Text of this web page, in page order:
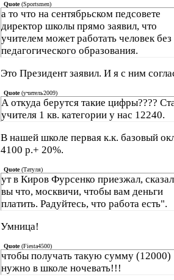
Quote(Sportsmen)
а то что на сентябрьском педсовете
директор школы прямо заявил, что
учителем может работать человек без
педагогического образования.
Это Президент заявил. И я с ним
Quote(учитель2009)
А откуда берутся такие цифры????
учителя 1 кв. категории у нас 12240.
В нашей школе первая к.к. базовый
4100 р.+ 20%.
Quote(Татуля)
ут в Киров Фурсенко приезжал,
вы что, москвичи, чтобы вам деньги
платить. Радуйтесь, что работа есть".
Умница!
Quote(Fiesta4500)
чтобы получать такую сумму (12000)
нужно в школе ночевать!!!